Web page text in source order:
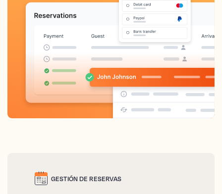
GESTIÓN DE RESERVAS